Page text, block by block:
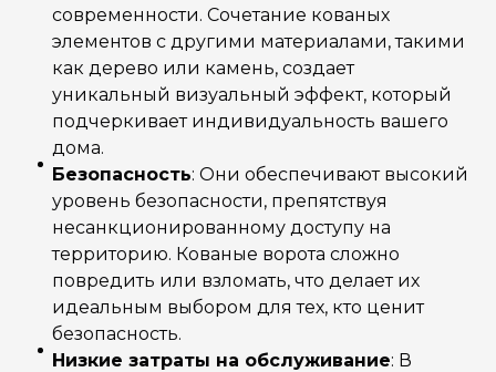
современности. Сочетание кованых
элементов с другими материалами, такими
как дерево или камень, создает
уникальный визуальный эффект, который
подчеркивает индивидуальность вашего
дома.
Безопасность: Они обеспечивают высокий
уровень безопасности, препятствуя
несанкционированному доступу на
территорию. Кованые ворота сложно
повредить или взломать, что делает их
идеальным выбором для тех, кто ценит
безопасность.
Низкие затраты на обслуживание: В